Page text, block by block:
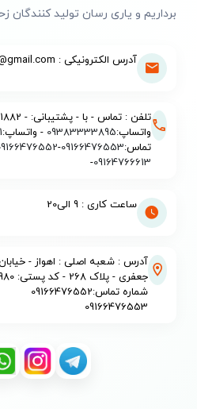
برداریم و یاری رسان تولید
آدرس الکترونیکی : alvanmarket.com@gmail.com
واتساپ:09383333895 - واتساپ:
تماس:09166476553
-
09164766613
-
ساعت کاری : 9 الی20
آدرس : شعبه اصلی : اهواز - خیابان
جعفری - پلاک 268 - کد پستی: 6194914980
شماره تماس:09166476552
09166476553